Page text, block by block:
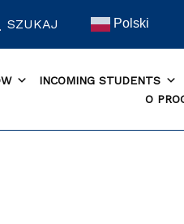
SZUKAJ Polski
INCOMING STUDENTS
O